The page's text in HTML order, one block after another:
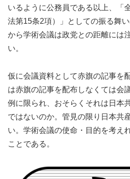
いるように公務員である以上、「
法第15条2項）」としての振る舞
から学術会議は政党との距離には
い。
仮に会議資料として赤旗の記事を
は赤旗の記事を配布しなくては会
例に限られ、おそらくそれは日本
ではないのか。管見の限り日本共
い。学術会議の使命・目的を考え
ことである。